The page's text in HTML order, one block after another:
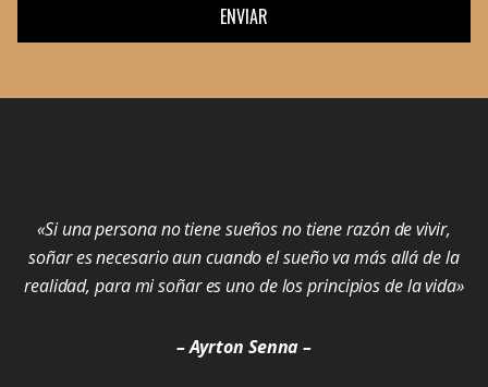
ENVIAR
«Si una persona no tiene sueños no tiene razón de vivir,
soñar es necesario aun cuando el sueño va más allá de la
realidad, para mi soñar es uno de los principios de la vida»
– Ayrton Senna –